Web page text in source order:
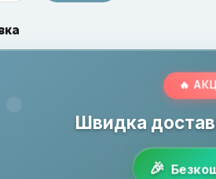
🔥
Швидка